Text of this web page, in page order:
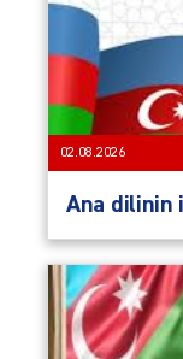
02.08.2026
Ana dilinin